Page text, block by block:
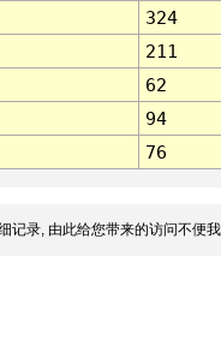
324
211
62
94
76
记录, 由此给您带来的访问不便